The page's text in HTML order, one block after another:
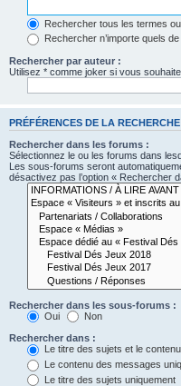
Rechercher tous les termes
Rechercher n’importe quels
Rechercher par auteur :
Utilisez * comme joker si vous
PRÉFÉRENCES DE LA RECHERCHE
Rechercher dans les forums :
Sélectionnez le ou les forums dans
Les sous-forums seront
désactivez pas l’option « Rechercher
Rechercher dans les sous-forums :
Oui
Non
Rechercher dans :
Le titre des sujets et le
Le contenu des messages
Le titre des sujets uniquement